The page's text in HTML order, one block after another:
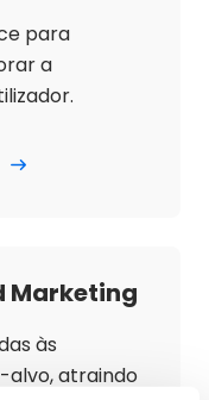
para
a
Marketing
às
alvo, atraindo